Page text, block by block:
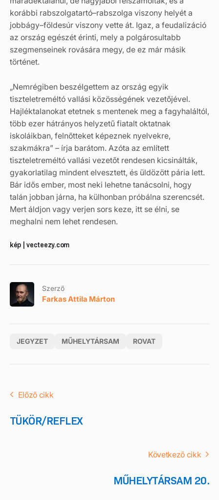
korábbi rabszolgatartó–rabszolga viszony helyét a
jobbágy–földesúr viszony vette át. Igaz, a feudalizáció
az ország egészét érinti, mely a polgárosultabb
szegmenseinek rovására megy, de ez már másik
történet.
„Nemrégiben beszélgettem az ország egyik
tiszteletreméltó vallási közösségének vezetőjével.
Hajléktalanokat etetnek s mentenek meg a fagyhaláltól,
több ezer hátrányos helyzetű fiatalt oktatnak
iskoláikban, felnőtteket képeznek nyelvekre,
szakmákra” – írja barátom. Azóta az említett
tiszteletreméltó vallási vezetőt rendesen kicsinálták,
gyakorlatilag mindent elvesztett, és üldözött pária lett.
Bár idős ember, most neki lehetne tanácsolni, hogy
talán jobban járna, ha külhonban próbálna szerencsét.
Mert áldjon vagy verjen sors keze, itt se élni, se
meghalni nem lehet rendesen.
kép | vecteezy.com
Szerző
Farkas Attila Márton
JEGYZET MŰHELYTÁRSAM ROVAT
Előző cikk
TÜKÖR/REFLEX
Következő cikk
MŰHELYTÁRSAM 20.